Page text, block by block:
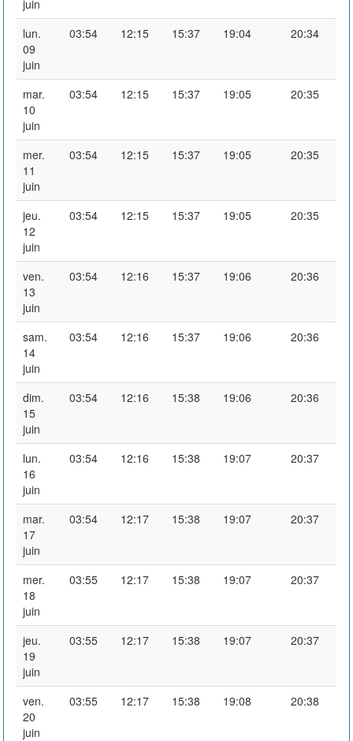
juin
lun.
09
juin
03:54 12:15 15:37 19:04 20:34
mar.
10
juin
03:54 12:15 15:37 19:05 20:35
mer.
11
juin
03:54 12:15 15:37 19:05 20:35
jeu.
12
juin
03:54 12:15 15:37 19:05 20:35
ven.
13
juin
03:54 12:16 15:37 19:06 20:36
sam.
14
juin
03:54 12:16 15:37 19:06 20:36
dim.
15
juin
03:54 12:16 15:38 19:06 20:36
lun.
16
juin
03:54 12:16 15:38 19:07 20:37
mar.
17
juin
03:54 12:17 15:38 19:07 20:37
mer.
18
juin
03:55 12:17 15:38 19:07 20:37
jeu.
19
juin
03:55 12:17 15:38 19:07 20:37
ven.
20
juin
03:55 12:17 15:38 19:08 20:38